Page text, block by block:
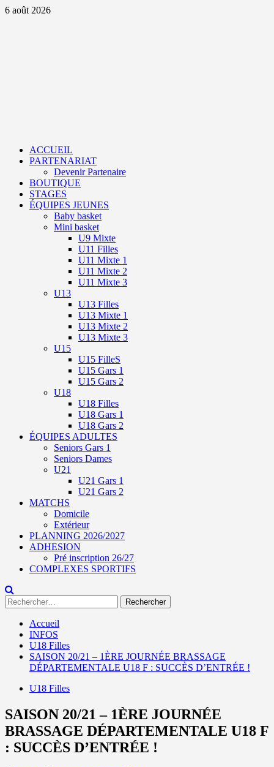
Aller
6 août 2026
ACCUEIL
PARTENARIAT
Devenir Partenaire
BOUTIQUE
STAGES
ÉQUIPES JEUNES
Baby basket
Mini basket
U9 Mixte
U11 Filles
U11 Mixte 1
U11 Mixte 2
U11 Mixte 3
U13
U13 Filles
U13 Mixte 1
U13 Mixte 2
U13 Mixte 3
U15
U15 FilleS
U15 Gars 1
U15 Gars 2
U18
U18 Filles
U18 Gars 1
U18 Gars 2
ÉQUIPES ADULTES
Seniors Gars 1
Seniors Dames
U21
U21 Gars 1
U21 Gars 2
MATCHS
Domicile
Extérieur
PLANNING 2026/2027
ADHESION
Pré inscription 26/27
COMPLEXES SPORTIFS
Rechercher :
Accueil
INFOS
U18 Filles
SAISON 20/21 – 1ÈRE JOURNÉE BRASSAGE
DÉPARTEMENTALE U18 F : SUCCÈS D’ENTRÉE !
U18 Filles
SAISON 20/21 – 1ÈRE JOURNÉE
BRASSAGE DÉPARTEMENTALE U18 F
: SUCCÈS D’ENTRÉE !